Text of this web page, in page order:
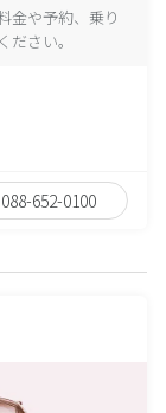
金や予約、乗り
さい。
088-652-0100